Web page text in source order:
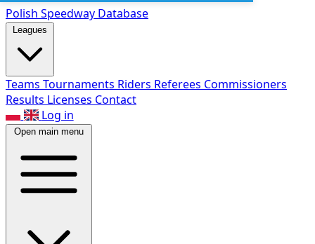
Polish Speedway Database
Leagues
Teams Tournaments Riders Referees Commissioners
Results Licenses Contact
Log in
Open main menu